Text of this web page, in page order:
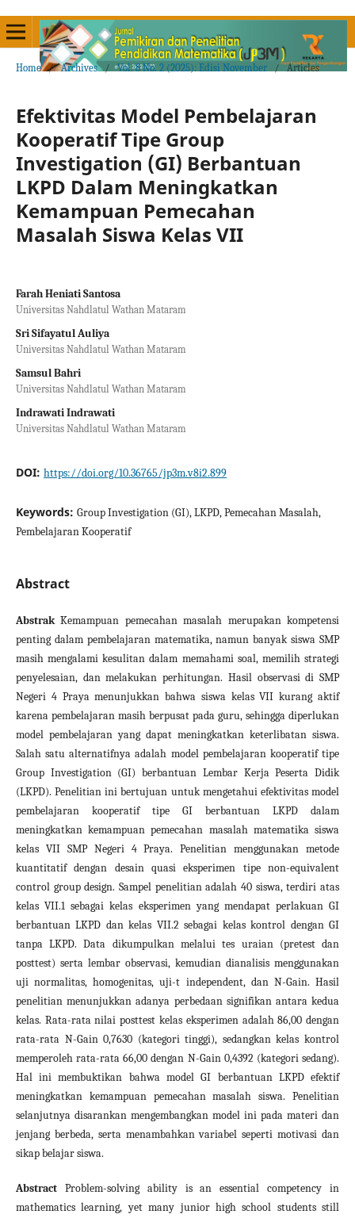
Home / Archives / Vol. 8 No. 2 (2025): Edisi November / Articles
Efektivitas Model Pembelajaran
Kooperatif Tipe Group
Investigation (GI) Berbantuan
LKPD Dalam Meningkatkan
Kemampuan Pemecahan
Masalah Siswa Kelas VII
Farah Heniati Santosa
Universitas Nahdlatul Wathan Mataram
Sri Sifayatul Auliya
Universitas Nahdlatul Wathan Mataram
Samsul Bahri
Universitas Nahdlatul Wathan Mataram
Indrawati Indrawati
Universitas Nahdlatul Wathan Mataram
DOI: https://doi.org/10.36765/jp3m.v8i2.899
Keywords: Group Investigation (GI), LKPD, Pemecahan Masalah,
Pembelajaran Kooperatif
Abstract
AbstrakKemampuan pemecahan masalah merupakan kompetensi
penting dalam pembelajaran matematika, namun banyak siswa SMP
masih mengalami kesulitan dalam memahami soal, memilih strategi
penyelesaian, dan melakukan perhitungan. Hasil observasi di SMP
Negeri 4 Praya menunjukkan bahwa siswa kelas VII kurang aktif
karena pembelajaran masih berpusat pada guru, sehingga diperlukan
model pembelajaran yang dapat meningkatkan keterlibatan siswa.
Salah satu alternatifnya adalah model pembelajaran kooperatif tipe
Group Investigation (GI) berbantuan Lembar Kerja Peserta Didik
(LKPD). Penelitian ini bertujuan untuk mengetahui efektivitas model
pembelajaran kooperatif tipe GI berbantuan LKPD dalam
meningkatkan kemampuan pemecahan masalah matematika siswa
kelas VII SMP Negeri 4 Praya. Penelitian menggunakan metode
kuantitatif dengan desain quasi eksperimen tipe non-equivalent
control group design. Sampel penelitian adalah 40 siswa, terdiri atas
kelas VII.1 sebagai kelas eksperimen yang mendapat perlakuan GI
berbantuan LKPD dan kelas VII.2 sebagai kelas kontrol dengan GI
tanpa LKPD. Data dikumpulkan melalui tes uraian (pretest dan
posttest) serta lembar observasi, kemudian dianalisis menggunakan
uji normalitas, homogenitas, uji-t independent, dan N-Gain. Hasil
penelitian menunjukkan adanya perbedaan signifikan antara kedua
kelas. Rata-rata nilai posttest kelas eksperimen adalah 86,00 dengan
rata-rata N-Gain 0,7630 (kategori tinggi), sedangkan kelas kontrol
memperoleh rata-rata 66,00 dengan N-Gain 0,4392 (kategori sedang).
Hal ini membuktikan bahwa model GI berbantuan LKPD efektif
meningkatkan kemampuan pemecahan masalah siswa. Penelitian
selanjutnya disarankan mengembangkan model ini pada materi dan
jenjang berbeda, serta menambahkan variabel seperti motivasi dan
sikap belajar siswa.
AbstractProblem-solving ability is an essential competency in
mathematics learning, yet many junior high school students still